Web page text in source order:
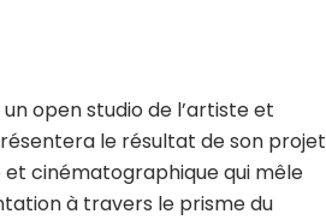
un open studio de l’artiste et
le résultat de son projet
cinématographique qui mêle
à travers le prisme du